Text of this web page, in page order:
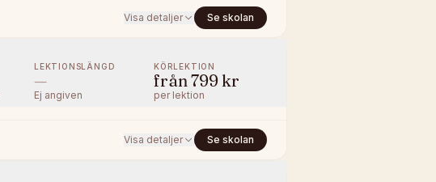
Visa detaljer Se skolan
LEKTIONSLÄNGD
—
Ej angiven
KÖRLEKTION
från 799 kr
per lektion
Visa detaljer Se skolan